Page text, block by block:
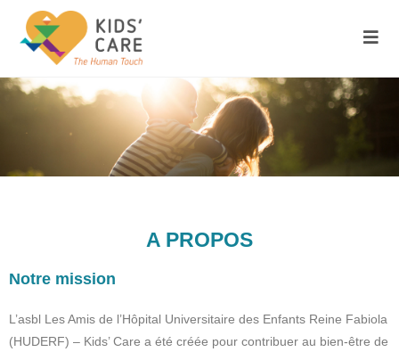
A PROPOS
Notre mission
L’asbl Les Amis de l’Hôpital Universitaire des Enfants Reine Fabiola
(HUDERF) – Kids’ Care a été créée pour contribuer au bien-être de